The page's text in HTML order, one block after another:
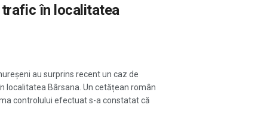
în localitatea
au surprins recent un caz de
localitatea Bârsana. Un cetățean român
controlului efectuat s-a constatat că